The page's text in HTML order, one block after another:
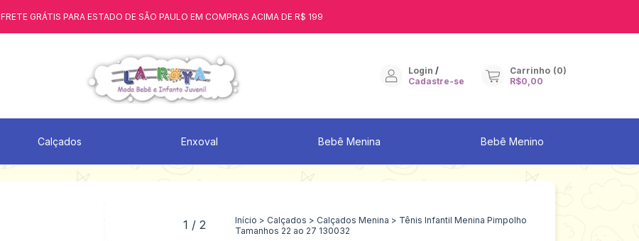
FRETE GRÁTIS PARA ESTADO DE SÃO PAULO EM COMPRAS ACIMA DE R$ 199
Login /
Cadastre-se
Carrinho (0)
R$0,00
Calçados Enxoval Bebê Menina Bebê Menino
1 / 2 Início > Calçados > Calçados Menina > Tênis Infantil Menina Pimpolho
Tamanhos 22 ao 27 130032